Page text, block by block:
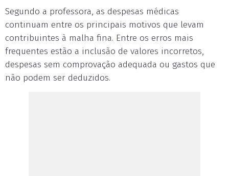
Segundo a professora, as despesas médicas
continuam entre os principais motivos que levam
contribuintes à malha fina. Entre os erros mais
frequentes estão a inclusão de valores incorretos,
despesas sem comprovação adequada ou gastos que
não podem ser deduzidos.